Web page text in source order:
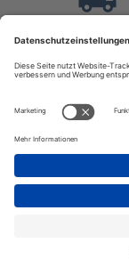
*
JF-Buchdienst –
Zeitgeschehen,